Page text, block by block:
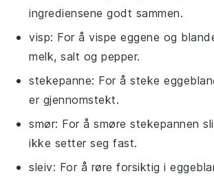
ingrediensene godt sammen.
visp: For å vispe eggene og
melk, salt og pepper.
stekepanne: For å steke
er gjennomstekt.
smør: For å smøre stekepannen
ikke setter seg fast.
sleiv: For å røre forsiktig i